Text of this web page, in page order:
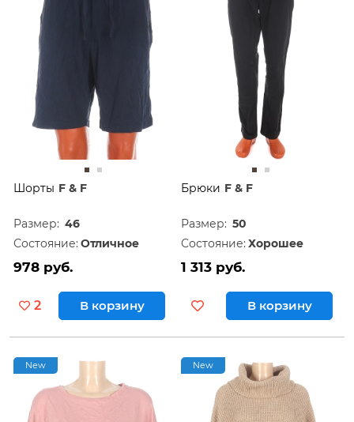
Шорты F & F
Размер: 46
Состояние: Отличное
978 руб.
2 В корзину
Брюки F & F
Размер: 50
Состояние: Хорошее
1 313 руб.
В корзину
New New